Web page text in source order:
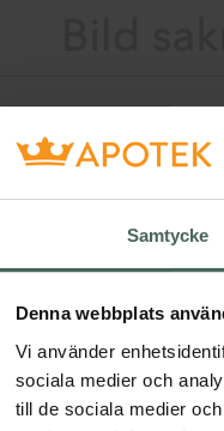
Samtycke
Denna webbplats
Vi använder
sociala medier och
till de sociala medier
kr /st